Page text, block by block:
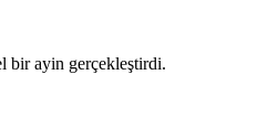
bir ayin gerçekleştirdi.